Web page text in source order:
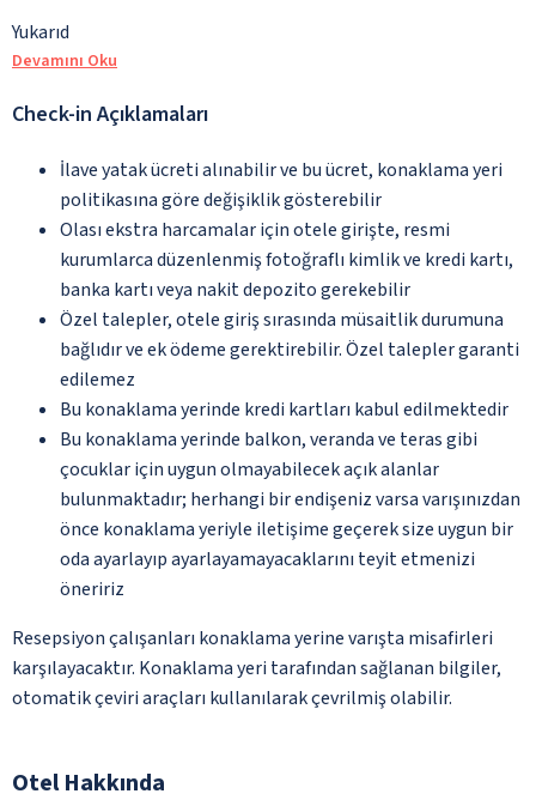
Yukarıd
Devamını Oku
Check-in Açıklamaları
İlave yatak ücreti alınabilir ve bu ücret, konaklama yeri
politikasına göre değişiklik gösterebilir
Olası ekstra harcamalar için otele girişte, resmi
kurumlarca düzenlenmiş fotoğraflı kimlik ve kredi kartı,
banka kartı veya nakit depozito gerekebilir
Özel talepler, otele giriş sırasında müsaitlik durumuna
bağlıdır ve ek ödeme gerektirebilir. Özel talepler garanti
edilemez
Bu konaklama yerinde kredi kartları kabul edilmektedir
Bu konaklama yerinde balkon, veranda ve teras gibi
çocuklar için uygun olmayabilecek açık alanlar
bulunmaktadır; herhangi bir endişeniz varsa varışınızdan
önce konaklama yeriyle iletişime geçerek size uygun bir
oda ayarlayıp ayarlayamayacaklarını teyit etmenizi
öneririz
Resepsiyon çalışanları konaklama yerine varışta misafirleri
karşılayacaktır. Konaklama yeri tarafından sağlanan bilgiler,
otomatik çeviri araçları kullanılarak çevrilmiş olabilir.
Otel Hakkında